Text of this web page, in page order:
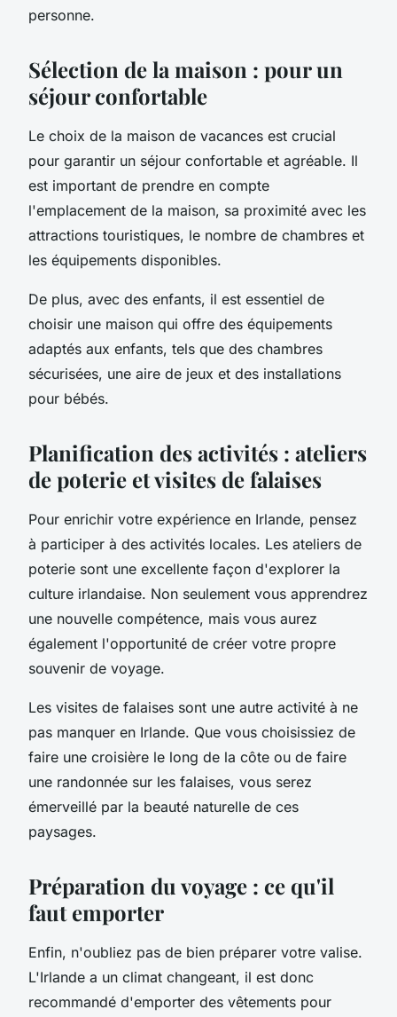
personne.
Sélection de la maison : pour un
séjour confortable
Le choix de la maison de vacances est crucial
pour garantir un séjour confortable et agréable. Il
est important de prendre en compte
l'emplacement de la maison, sa proximité avec les
attractions touristiques, le nombre de chambres et
les équipements disponibles.
De plus, avec des enfants, il est essentiel de
choisir une maison qui offre des équipements
adaptés aux enfants, tels que des chambres
sécurisées, une aire de jeux et des installations
pour bébés.
Planification des activités : ateliers
de poterie et visites de falaises
Pour enrichir votre expérience en Irlande, pensez
à participer à des activités locales. Les ateliers de
poterie sont une excellente façon d'explorer la
culture irlandaise. Non seulement vous apprendrez
une nouvelle compétence, mais vous aurez
également l'opportunité de créer votre propre
souvenir de voyage.
Les visites de falaises sont une autre activité à ne
pas manquer en Irlande. Que vous choisissiez de
faire une croisière le long de la côte ou de faire
une randonnée sur les falaises, vous serez
émerveillé par la beauté naturelle de ces
paysages.
Préparation du voyage : ce qu'il
faut emporter
Enfin, n'oubliez pas de bien préparer votre valise.
L'Irlande a un climat changeant, il est donc
recommandé d'emporter des vêtements pour